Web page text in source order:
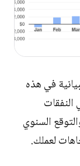
في هذه
النفقات
السنوي
لعملك.